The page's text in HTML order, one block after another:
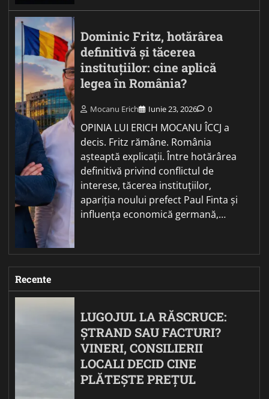
Dominic Fritz, hotărârea
definitivă și tăcerea
instituțiilor: cine aplică
legea în România?
Mocanu Erich Iunie 23, 2026 0
OPINIA LUI ERICH MOCANU ÎCCJ a
decis. Fritz rămâne. România
așteaptă explicații. Între hotărârea
definitivă privind conflictul de
interese, tăcerea instituțiilor,
apariția noului prefect Paul Finta și
influența economică germană,…
Recente
LUGOJUL LA RĂSCRUCE:
ȘTRAND SAU FACTURI?
VINERI, CONSILIERII
LOCALI DECID CINE
PLĂTEȘTE PREȚUL